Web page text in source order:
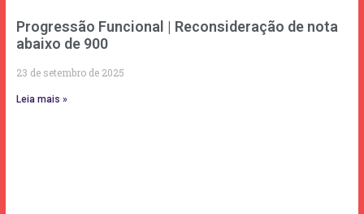
Progressão Funcional | Reconsideração de nota
abaixo de 900
23 de setembro de 2025
Leia mais »